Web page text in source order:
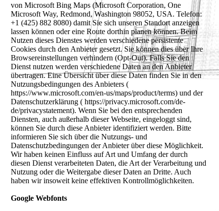
von Microsoft Bing Maps (Microsoft Corporation, One
Microsoft Way, Redmond, Washington 98052, USA. Telefon:
+1 (425) 882 8080) damit Sie sich unseren Standort anzeigen
lassen können oder eine Route dorthin planen können. Beim
Nutzen dieses Dienstes werden verschiedene persistente
Cookies durch den Anbieter gesetzt. Sie können dies über Ihre
Browsereinstellungen verhindern (Opt-Out). Falls Sie den
Dienst nutzen werden verschiedene Daten an den Anbieter
übertragen. Eine Übersicht über diese Daten finden Sie in den
Nutzungsbedingungen des Anbieters (
https://www.microsoft.com/en-us/maps/product/terms) und der
Datenschutzerklärung ( https://privacy.microsoft.com/de-
de/privacystatement). Wenn Sie bei den entsprechenden
Diensten, auch außerhalb dieser Webseite, eingeloggt sind,
können Sie durch diese Anbieter identifiziert werden. Bitte
informieren Sie sich über die Nutzungs- und
Datenschutzbedingungen der Anbieter über diese Möglichkeit.
Wir haben keinen Einfluss auf Art und Umfang der durch
diesen Dienst verarbeiteten Daten, die Art der Verarbeitung und
Nutzung oder die Weitergabe dieser Daten an Dritte. Auch
haben wir insoweit keine effektiven Kontrollmöglichkeiten.
Google Webfonts